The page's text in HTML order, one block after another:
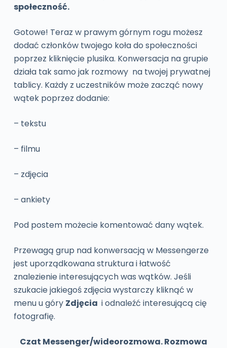
społeczność.
Gotowe! Teraz w prawym górnym rogu możesz
dodać członków twojego koła do społeczności
poprzez kliknięcie plusika. Konwersacja na grupie
działa tak samo jak rozmowy na twojej prywatnej
tablicy. Każdy z uczestników może zacząć nowy
wątek poprzez dodanie:
– tekstu
– filmu
– zdjęcia
– ankiety
Pod postem możecie komentować dany wątek.
Przewagą grup nad konwersacją w Messengerze
jest uporządkowana struktura i łatwość
znalezienie interesujących was wątków. Jeśli
szukacie jakiegoś zdjęcia wystarczy kliknąć w
menu u góry Zdjęcia i odnaleźć interesującą cię
fotografię.
Czat Messenger/wideorozmowa. Rozmowa